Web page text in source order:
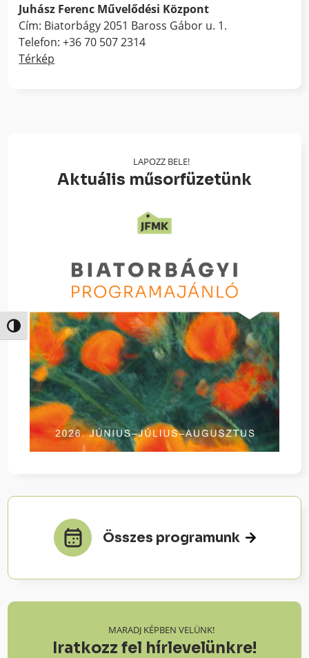
Nagy kontraszt váltása
Juhász Ferenc Művelődési Központ
Cím: Biatorbágy 2051 Baross Gábor u. 1.
Telefon: +36 70 507 2314
Térkép
LAPOZZ BELE!
Aktuális műsorfüzetünk
Összes programunk
MARADJ KÉPBEN VELÜNK!
Iratkozz fel hírlevelünkre!